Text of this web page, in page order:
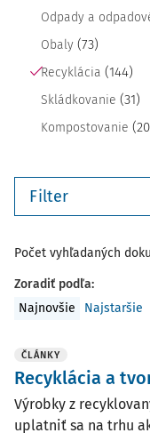
Odpady a
Obaly (73)
Recyklácia (144)
Skládkovanie (31)
Kompostovanie
Filter
Počet vyhľadaných
Zoradiť podľa:
Najnovšie
Najstaršie
ČLÁNKY
Recyklácia a
Výrobky z
uplatniť sa na trhu